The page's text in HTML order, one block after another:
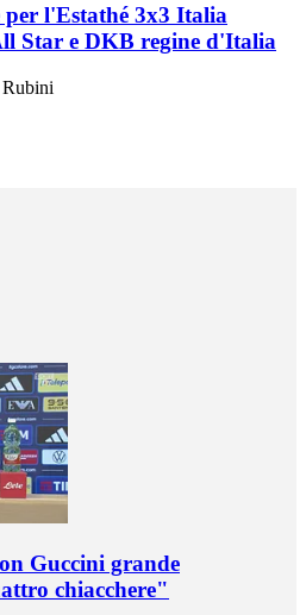
l'Estathé 3x3 Italia
Star e DKB regine d'Italia
Guccini grande
chiacchere"